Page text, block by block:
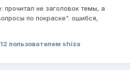
прочитал не заголовок темы, а
по покраске". ошибся,
пользователем shiza